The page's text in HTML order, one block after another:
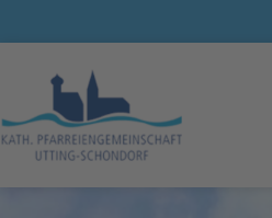
Gottesdienst zum
01 März2024